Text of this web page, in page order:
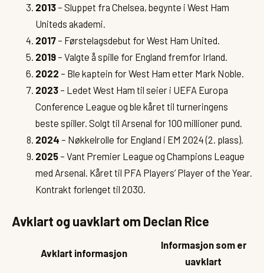
2013 – Sluppet fra Chelsea, begynte i West Ham
Uniteds akademi.
2017 – Førstelagsdebut for West Ham United.
2019 – Valgte å spille for England fremfor Irland.
2022 – Ble kaptein for West Ham etter Mark Noble.
2023 – Ledet West Ham til seier i UEFA Europa
Conference League og ble kåret til turneringens
beste spiller. Solgt til Arsenal for 100 millioner pund.
2024 – Nøkkelrolle for England i EM 2024 (2. plass).
2025 – Vant Premier League og Champions League
med Arsenal. Kåret til PFA Players’ Player of the Year.
Kontrakt forlenget til 2030.
Avklart og uavklart om Declan Rice
Avklart informasjon
Informasjon som er
uavklart